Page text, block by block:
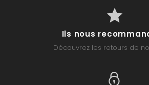
Ils nous
Découvrez les retours de